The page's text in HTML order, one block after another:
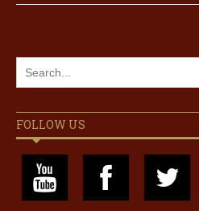
FOLLOW US